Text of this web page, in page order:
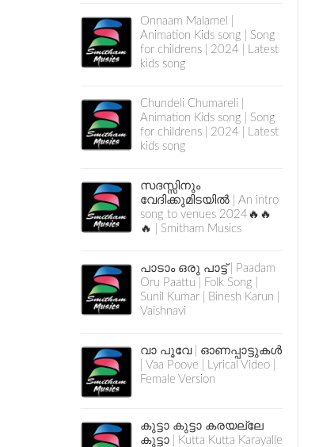
Onnaam Malamel |
Animation Kids song | Song
for childrens | 2024 | Latest
kids song
Chundeli Chumareli |
Animation Kids song | Song
for childrens | 2024 | Latest
kids song
സദസ്സിനും
വേദിക്കുമിടയിൽ | An intro
song to venues 2024🔥🔥
🔥 | Smitham Musics
പാടാം ഒരു പാട്ട് | Paadam
Oru Paattu | Folk Song |
Sunil Kumar | Binesh Karun |
Vaishnavi
വാ പൂവേ | ഓണപ്പാട്ടുകൾ
| Vaa Poove | Lyrical Video |
Female Version
കുട്ടാ കുട്ടാ കരയല്ലേ
കുട്ടാ | Kutta Kutta Karayalle